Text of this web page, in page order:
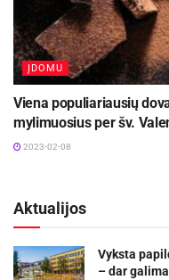
ĮDOMU
Viena populiariausių
mylimuosius per šv.
2023-02-08
Aktualijos
Vyksta
– dar